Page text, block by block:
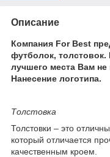
Описание
Компания For Best
футболок,
лучшего места Вам не
Нанесение логотипа.
Толстовка
Толстовки – это
который отличается
качественным кроем.